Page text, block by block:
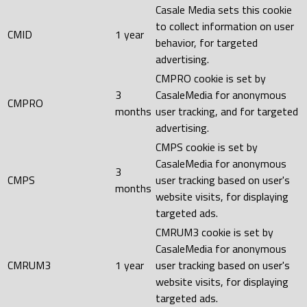
CMID 1 year
Casale Media sets this cookie
to collect information on user
behavior, for targeted
advertising.
CMPRO
3
months
CMPRO cookie is set by
CasaleMedia for anonymous
user tracking, and for targeted
advertising.
CMPS
3
months
CMPS cookie is set by
CasaleMedia for anonymous
user tracking based on user's
website visits, for displaying
targeted ads.
CMRUM3 1 year
CMRUM3 cookie is set by
CasaleMedia for anonymous
user tracking based on user's
website visits, for displaying
targeted ads.